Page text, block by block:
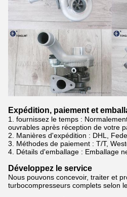
Expédition, paiement et
1. fournissez le temps :
ouvrables après réception de votre
2. Manières d'expédition : DHL,
3. Méthodes de paiement : T/T,
4. Détails d'emballage : Emballage
Développez le service
Nous pouvons concevoir, traiter et
turbocompresseurs complets selon